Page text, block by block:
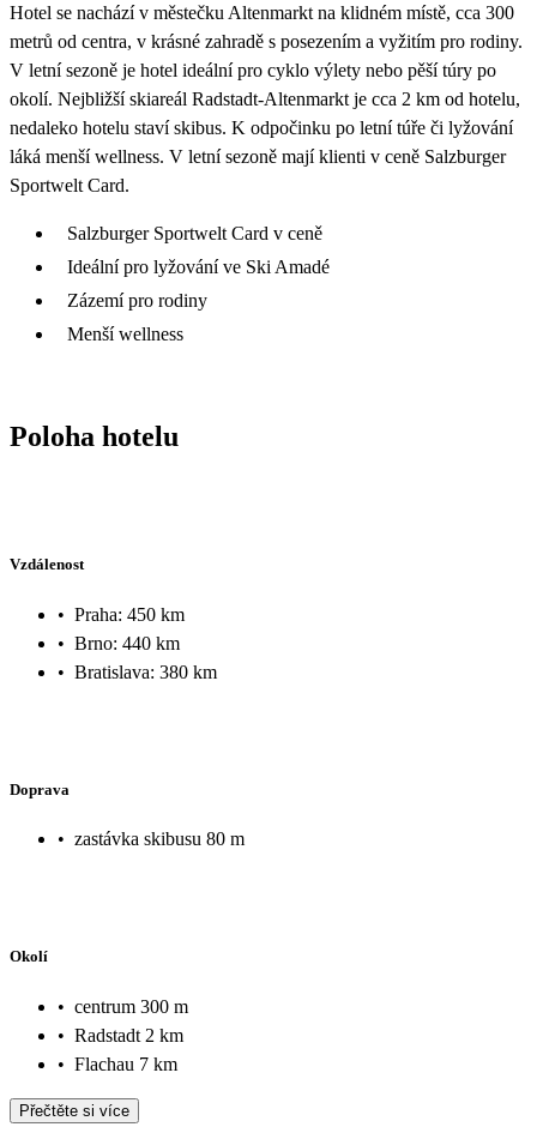
31
Hotel se nachází v městečku Altenmarkt na klidném místě, cca 300
metrů od centra, v krásné zahradě s posezením a vyžitím pro rodiny.
V letní sezoně je hotel ideální pro cyklo výlety nebo pěší túry po
okolí. Nejbližší skiareál Radstadt-Altenmarkt je cca 2 km od hotelu,
nedaleko hotelu staví skibus. K odpočinku po letní túře či lyžování
láká menší wellness. V letní sezoně mají klienti v ceně Salzburger
Sportwelt Card.
Salzburger Sportwelt Card v ceně
Ideální pro lyžování ve Ski Amadé
Zázemí pro rodiny
Menší wellness
Poloha hotelu
Vzdálenost
• Praha: 450 km
• Brno: 440 km
• Bratislava: 380 km
Doprava
• zastávka skibusu 80 m
Okolí
• centrum 300 m
• Radstadt 2 km
• Flachau 7 km
Přečtěte si více